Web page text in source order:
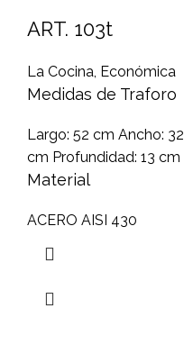
ART. 103t
La Cocina, Económica
Medidas de Traforo
Largo: 52 cm Ancho: 32
cm Profundidad: 13 cm
Material
ACERO AISI 430